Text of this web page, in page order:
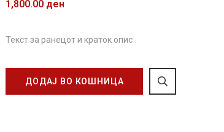
1,800.00 ден
Текст за ранецот и краток опис
ДОДАЈ ВО КОШНИЦА